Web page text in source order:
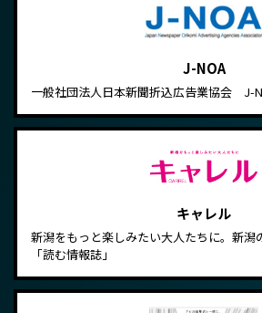
J-NOA
一般社団法人日本新聞折込広告業協会 J-
キャレル
新潟をもっと楽しみたい大人たちに。新潟
「読む情報誌」